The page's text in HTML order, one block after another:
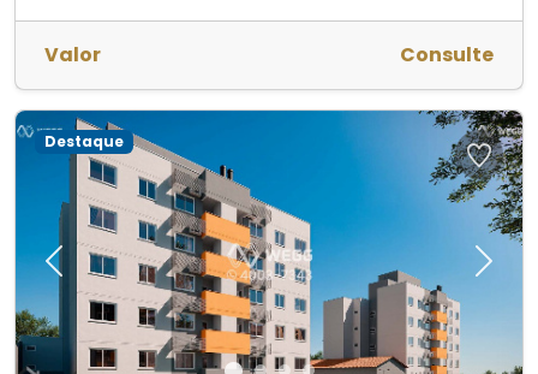
Valor Consulte
Previous Next
Destaque